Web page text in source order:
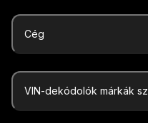
Cég
VIN-dekódolók márkák